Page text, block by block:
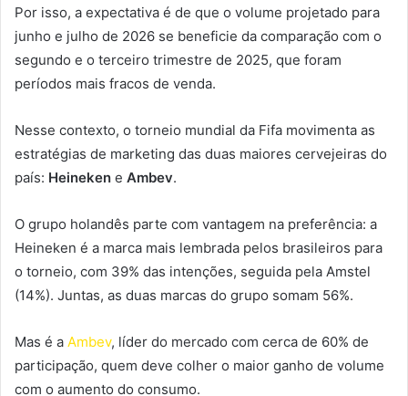
Por isso, a expectativa é de que o volume projetado para
junho e julho de 2026 se beneficie da comparação com o
segundo e o terceiro trimestre de 2025, que foram
períodos mais fracos de venda.
Nesse contexto, o torneio mundial da Fifa movimenta as
estratégias de marketing das duas maiores cervejeiras do
país: Heineken e Ambev.
O grupo holandês parte com vantagem na preferência: a
Heineken é a marca mais lembrada pelos brasileiros para
o torneio, com 39% das intenções, seguida pela Amstel
(14%). Juntas, as duas marcas do grupo somam 56%.
Mas é a Ambev, líder do mercado com cerca de 60% de
participação, quem deve colher o maior ganho de volume
com o aumento do consumo.